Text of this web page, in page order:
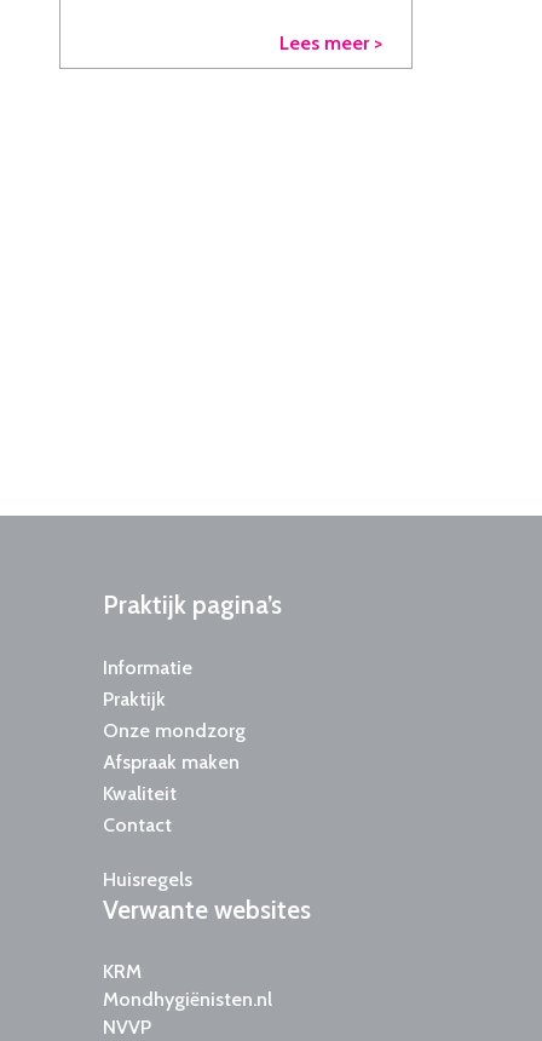
Lees meer >
Praktijk pagina’s
Informatie
Praktijk
Onze mondzorg
Afspraak maken
Kwaliteit
Contact
Huisregels
Verwantewebsites
KRM
Mondhygiënisten.nl
NVVP